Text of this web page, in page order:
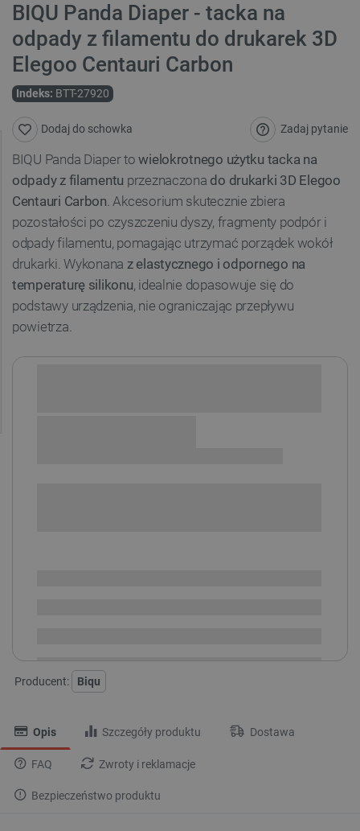
BIQU Panda Diaper - tacka na
odpady z filamentu do drukarek 3D
Elegoo Centauri Carbon
Indeks: BTT-27920
Zadaj pytanie
Dodaj do schowka
BIQU Panda Diaper towielokrotnego użytku tacka na
odpady z filamentu przeznaczona do drukarki 3D Elegoo
Centauri Carbon. Akcesorium skutecznie zbiera
pozostałości po czyszczeniu dyszy, fragmenty podpór i
odpady filamentu, pomagając utrzymać porządek wokół
drukarki. Wykonana z elastycznego i odpornego na
temperaturę silikonu, idealnie dopasowuje się do
podstawy urządzenia, nie ograniczając przepływu
powietrza.
Producent: Biqu
Opis Szczegóły produktu Dostawa
FAQ Zwroty i reklamacje
Bezpieczeństwo produktu